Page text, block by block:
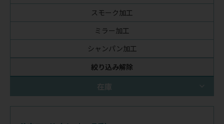
絞り込み解除
スモーク加工
ミラー加工
シャンパン加工
在庫